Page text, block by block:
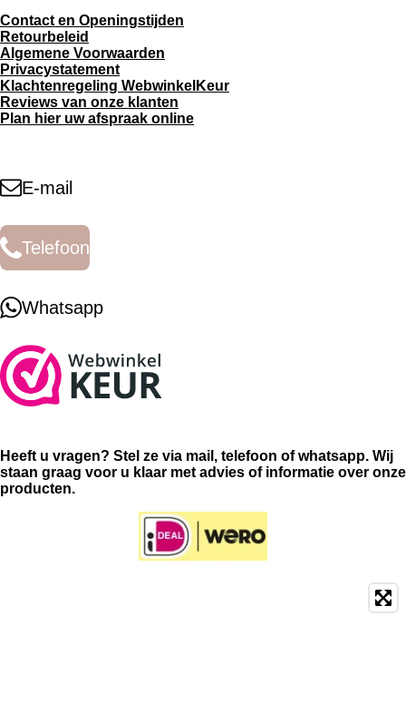
Contact en Openingstijden
Retourbeleid
Algemene Voorwaarden
Privacystatement
Klachtenregeling WebwinkelKeur
Reviews van onze klanten
Plan hier uw afspraak online
E-mail
Telefoon
Whatsapp
Heeft u vragen? Stel ze via mail, telefoon of whatsapp. Wij
staan graag voor u klaar met advies of informatie over onze
producten.